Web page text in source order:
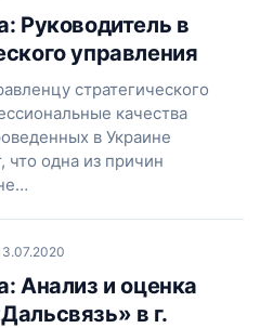
Руководитель в
управления
стратегического
качества
в Украине
что одна из причин
Анализ и оценка
в г.